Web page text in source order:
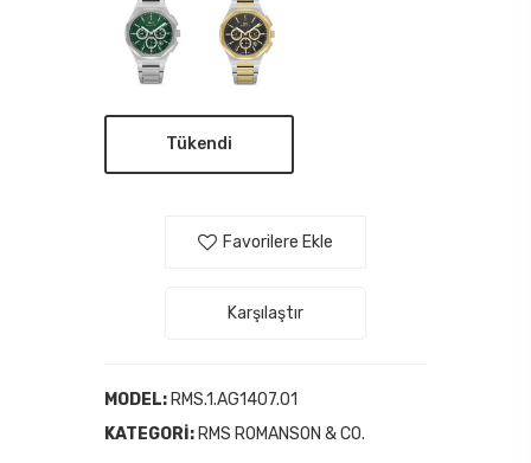
Tükendi
Favorilere Ekle
Karşılaştır
MODEL:RMS.1.AG1407.01
KATEGORI:RMS ROMANSON & CO.